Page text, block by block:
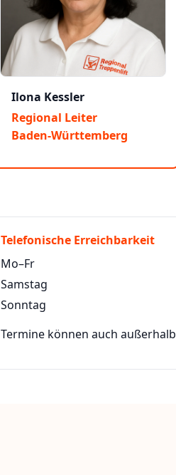
Ilona Kessler
Regional Leiter
Baden-Württemberg
Telefonische Erreichbarkeit
Mo–Fr
Samstag
Sonntag
Termine können auch